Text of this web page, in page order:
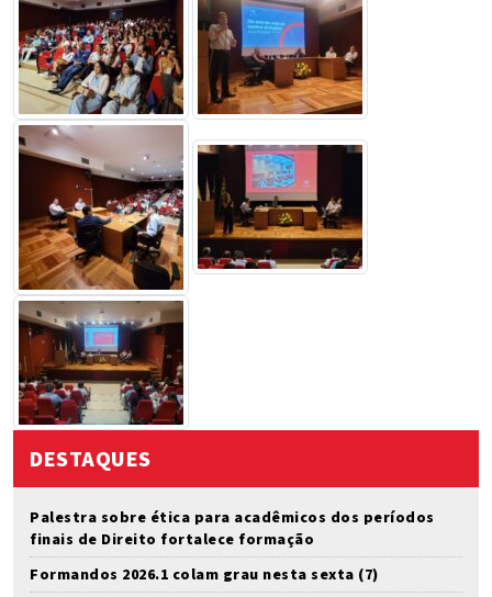
DESTAQUES
Palestra sobre ética para acadêmicos dos períodos
finais de Direito fortalece formação
Formandos 2026.1 colam grau nesta sexta (7)